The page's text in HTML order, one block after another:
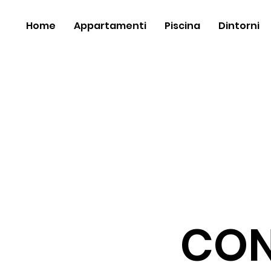
Home Appartamenti Piscina Dintorni